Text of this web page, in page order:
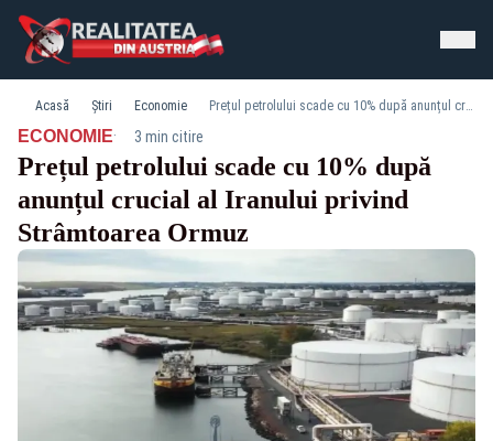
Acasă Știri Economie Prețul petrolului scade cu 10% după anunțul crucial al Iranului privind Strâmtoarea Ormuz
ECONOMIE· 3 min citire
Prețul petrolului scade cu 10% după
anunțul crucial al Iranului privind
Strâmtoarea Ormuz